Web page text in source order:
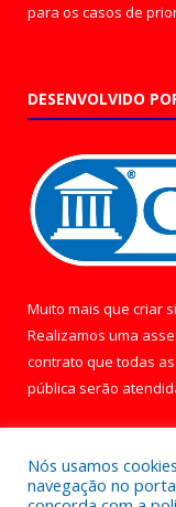
para os casos de
DESENVOLVIDO
Muito mais que criar
Realizamos uma
contrato que todas
pública serão
Nós usamos
navegação no